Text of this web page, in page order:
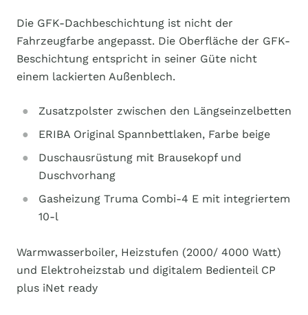
Die GFK-Dachbeschichtung ist nicht der
Fahrzeugfarbe angepasst. Die Oberfläche der GFK-
Beschichtung entspricht in seiner Güte nicht
einem lackierten Außenblech.
Zusatzpolster zwischen den Längseinzelbetten
ERIBA Original Spannbettlaken, Farbe beige
Duschausrüstung mit Brausekopf und
Duschvorhang
Gasheizung Truma Combi-4 E mit integriertem
10-l
Warmwasserboiler, Heizstufen (2000/ 4000 Watt)
und Elektroheizstab und digitalem Bedienteil CP
plus iNet ready